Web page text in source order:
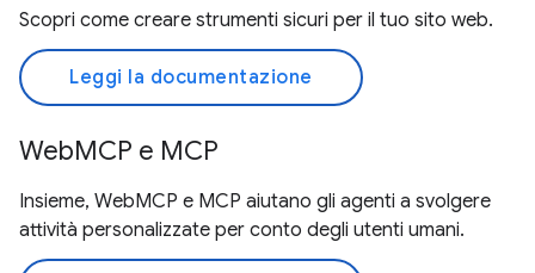
Scopri come creare strumenti sicuri per il tuo sito web.
Leggi la documentazione
WebMCP e MCP
Insieme, WebMCP e MCP aiutano gli agenti a svolgere
attività personalizzate per conto degli utenti umani.